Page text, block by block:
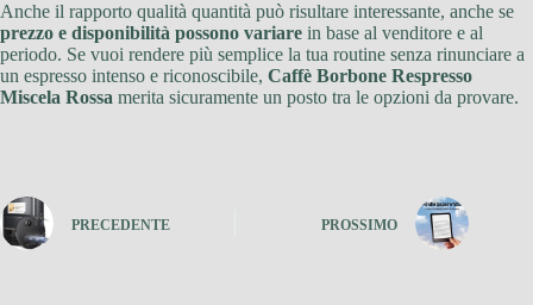
Anche il rapporto qualità quantità può risultare interessante, anche se
prezzo e disponibilità possono variare in base al venditore e al
periodo. Se vuoi rendere più semplice la tua routine senza rinunciare a
un espresso intenso e riconoscibile, Caffè Borbone Respresso
Miscela Rossa merita sicuramente un posto tra le opzioni da provare.
PRECEDENTE PROSSIMO